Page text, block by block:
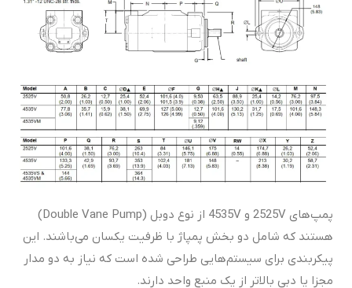
پمپ‌های 2525V و 4535V از نوع دوبل (Double Vane Pump)
هستند که شامل دو بخش پمپاژ با ظرفیت یکسان می‌باشند. این
پیکربندی برای سیستم‌هایی طراحی شده است که نیاز به دو مدار
مجزا یا دبی بالاتر از یک منبع واحد دارند.